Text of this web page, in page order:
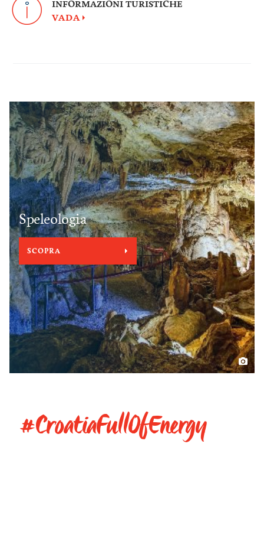
INFORMAZIONI TURISTICHE
VADA
Speleologia
SCOPRA
#CroatiaFullOfEnergy